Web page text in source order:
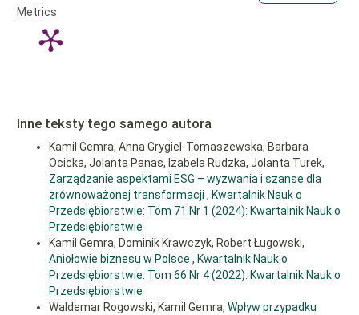
Królik-Kołtunik K. (2015), Przymusowy wykup akcji na Giełdzie
Curie-Skłodowska, Sectio H Oeconomia 4.
Pietrzak E. (1999), Projekcja rozwoju rynku kapitałowego, polityki
Regulamin Giełdy (2018), Regulamin Giełdy według stanu prawnego na
3.04.2018 r.
https://www.gpw.pl/pub/GPW/files/PDF/regulacje/
z dnia 24.04.2019 r.
Rozporządzenie (2017), Rozporządzenie Ministra Rozwoju i
Finansów z dnia 14 września 2017 r. w sprawie wzorów wezwań do
zapisywania się na sprzedaż lub zamianę akcji spółki publicznej,
szczegółowego sposobu ich ogłaszania oraz warunków nabywania
akcji w wyniku tych wezwań.
Ustawa (2005), Ustawa z dnia 29 lipca 2005 r. o ofercie publicznej i
warunkach wprowadzania instrumentów finansowych do
zorganizowanego systemu obrotu oraz o spółkach publicznych, DzU
2005, nr 184, poz. 1539, art. 72.
Article
Details
Metrics
Inne teksty tego samego autora
Kamil Gemra, Anna Grygiel-Tomaszewska, Barbara
Ocicka, Jolanta Panas, Izabela Rudzka, Jolanta Turek,
Zarządzanie aspektami ESG – wyzwania i szanse dla
zrównoważonej transformacji , Kwartalnik Nauk o
Przedsiębiorstwie: Tom 71 Nr 1 (2024): Kwartalnik Nauk o
Przedsiębiorstwie
Kamil Gemra, Dominik Krawczyk, Robert Ługowski,
Aniołowie biznesu w Polsce , Kwartalnik Nauk o
Przedsiębiorstwie: Tom 66 Nr 4 (2022): Kwartalnik Nauk o
Przedsiębiorstwie
Waldemar Rogowski, Kamil Gemra, Wpływ przypadku